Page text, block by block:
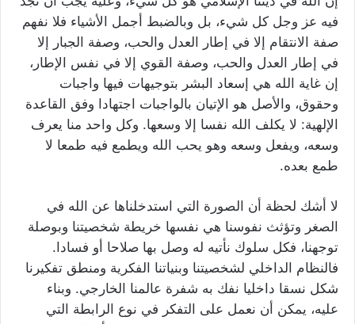
فيه عز وجل كل شيء، بل وبالضبط أجمل الأشياء فلا نفهم
صفة الانتقام إلا في إطار العدل والحب، وصفة الجبار إلا
في إطار العدل والحب، وصفة القوي إلا في نفس الإطار،
إن غاية الله هي إسعاد البشر بتوجيهات فيها واجبات
وحقوق، والأصل هو الإتيان بالواجبات اجتهادا وفق القاعدة
الإلهية: لا يكلف الله نفسا إلا وسعها. وكل واحد منا يعرف
وسعه، ويفعل وسعه وهو يحب الله ويطمع فيه طمعا لا
طمع بعده.
لا أشك لحظة أن الصورة التي استدخلناها عن الله في
الصغر وتؤثث نفوسنا هي نفسها خريطة شخصيتنا وبوصلة
توجهنا، فكل سلوك نأتيه له وصل بها صلاحا أو فسادا.
فالنظام الداخلي لشخصيتنا وبنياتنا الفكرية ومنطق تفكيرنا
شكل نسقا داخليا نفك به شفرة عالمنا الخارجي. وبناء
عليه، يمكن أن نعمل على التفكر في نوع الرابطة التي